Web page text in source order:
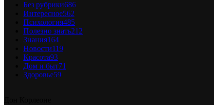
Без рубрики686
Интересное562
Психология485
Полезно знать212
Знания164
Новости119
Красота93
Дом и быт71
Здоровье59